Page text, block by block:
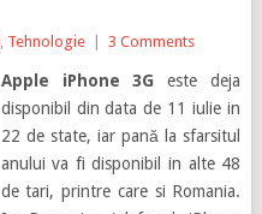
, Tehnologie 3 Comments
Apple iPhone 3G este deja
disponibil din data de 11 iulie in
22 de state, iar pană la sfarsitul
anului va fi disponibil in alte 48
de tari, printre care si Romania.